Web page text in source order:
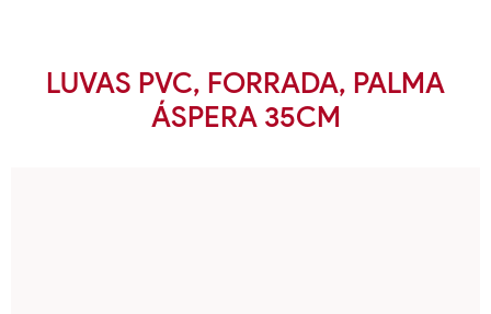
LUVAS PVC, FORRADA, PALMA
ÁSPERA 35CM